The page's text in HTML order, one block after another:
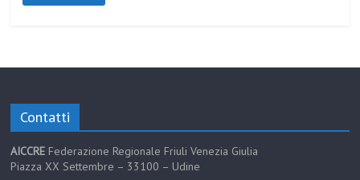
Contatti
AICCRE Federazione Regionale Friuli Venezia Giulia
Piazza XX Settembre – 33100 – Udine